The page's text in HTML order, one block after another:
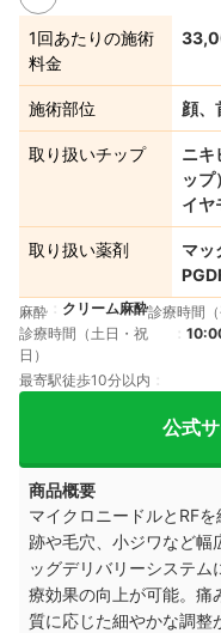
1回あたりの施術
料金
施術部位 顔、
取り扱いチップ
ニキ
ップ
イヤ
取り扱い薬剤
マッ
麻酔 クリーム麻酔診療時間（
診療時間（土日・祝
日）
最寄駅徒歩10分以内
公式
商品概要
マイクロニードルとRF
跡や毛穴、小ジワなど幅
ッグデリバリーシステ
療効果の向上が可能。痛
質に応じた細やかな調整